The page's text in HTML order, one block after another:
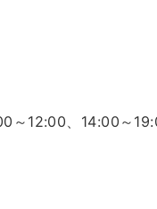
～12:00、14:00～